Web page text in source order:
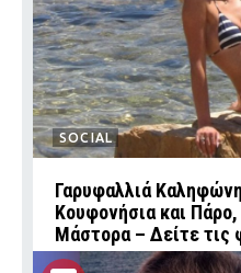
SOCIAL
Γαρυφαλλιά
Κουφονήσια και
Μάστορα – Δείτε τις